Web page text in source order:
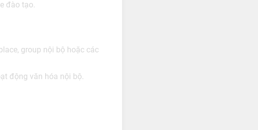
đào tạo.
group nội bộ hoặc các
động văn hóa nội bộ.